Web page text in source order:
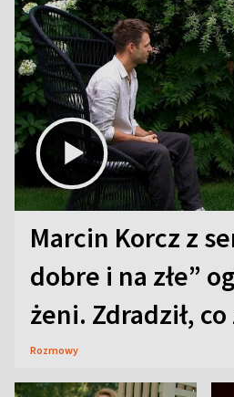
Marcin Korcz z
dobre i na złe”
żeni. Zdradził,
Rozmowy